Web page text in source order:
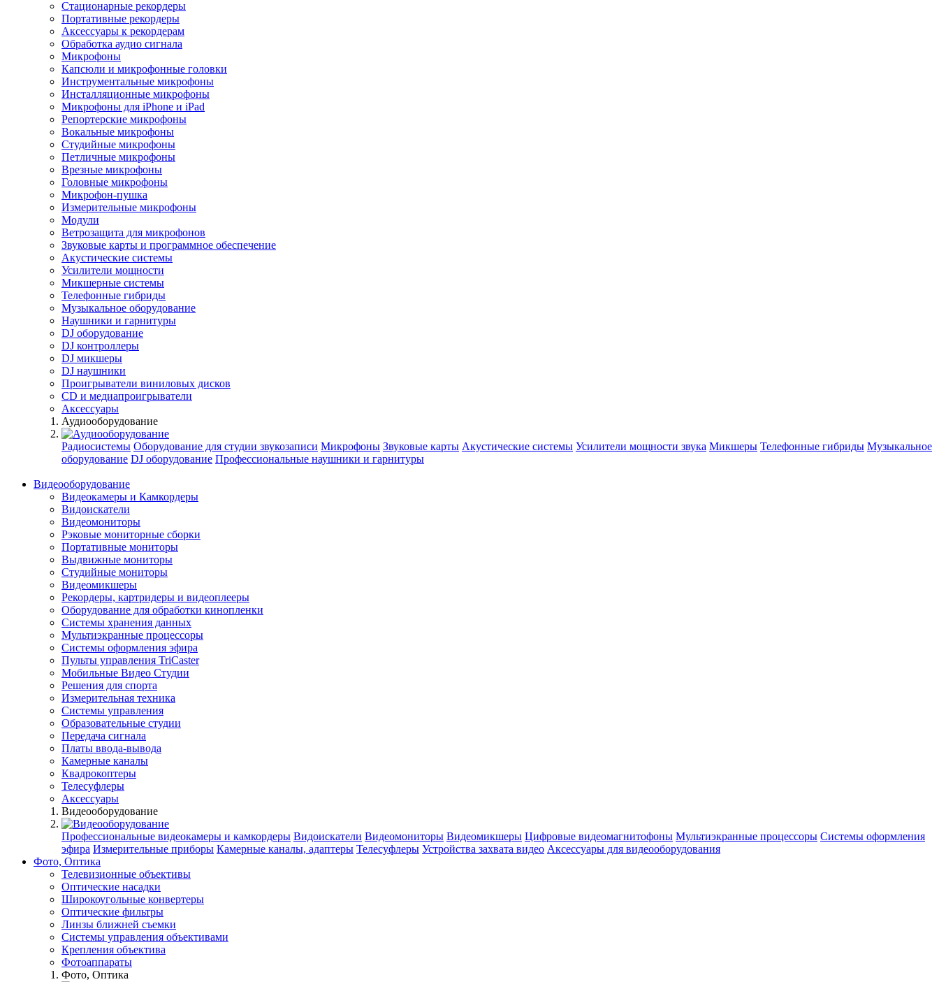
Стационарные рекордеры
Портативные рекордеры
Аксессуары к рекордерам
Обработка аудио сигнала
Микрофоны
Капсюли и микрофонные головки
Инструментальные микрофоны
Инсталляционные микрофоны
Микрофоны для iPhone и iPad
Репортерские микрофоны
Вокальные микрофоны
Студийные микрофоны
Петличные микрофоны
Врезные микрофоны
Головные микрофоны
Микрофон-пушка
Измерительные микрофоны
Модули
Ветрозащита для микрофонов
Звуковые карты и программное обеспечение
Акустические системы
Усилители мощности
Микшерные системы
Телефонные гибриды
Музыкальное оборудование
Наушники и гарнитуры
DJ оборудование
DJ контроллеры
DJ микшеры
DJ наушники
Проигрыватели виниловых дисков
СD и медиапроигрыватели
Аксессуары
Аудиооборудование
Радиосистемы Оборудование для студии звукозаписи Микрофоны Звуковые карты Акустические системы Усилители мощности звука Микшеры Телефонные гибриды Музыкальное
оборудование DJ оборудование Профессиональные наушники и гарнитуры
Видеооборудование
Видеокамеры и Камкордеры
Видоискатели
Видеомониторы
Рэковые мониторные сборки
Портативные мониторы
Выдвижные мониторы
Студийные мониторы
Видеомикшеры
Рекордеры, картридеры и видеоплееры
Оборудование для обработки кинопленки
Системы хранения данных
Мультиэкранные процессоры
Системы оформления эфира
Пульты управления TriCaster
Мобильные Видео Студии
Решения для спорта
Измерительная техника
Системы управления
Образовательные студии
Передача сигнала
Платы ввода-вывода
Камерные каналы
Квадрокоптеры
Телесуфлеры
Аксессуары
Видеооборудование
Профессиональные видеокамеры и камкордеры Видоискатели Видеомониторы Видеомикшеры Цифровые видеомагнитофоны Мультиэкранные процессоры Системы оформления
эфира Измерительные приборы Камерные каналы, адаптеры Телесуфлеры Устройства захвата видео Аксессуары для видеооборудования
Фото, Оптика
Телевизионные объективы
Оптические насадки
Широкоугольные конвертеры
Оптические фильтры
Линзы ближней съемки
Системы управления объективами
Крепления объектива
Фотоаппараты
Фото, Оптика